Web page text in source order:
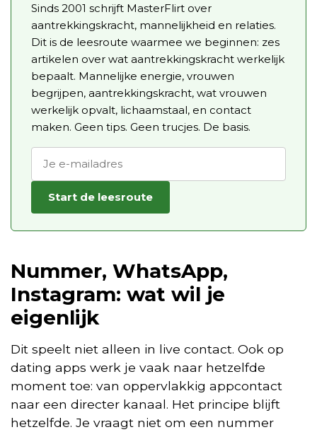
Sinds 2001 schrijft MasterFlirt over
aantrekkingskracht, mannelijkheid en relaties.
Dit is de leesroute waarmee we beginnen: zes
artikelen over wat aantrekkingskracht werkelijk
bepaalt. Mannelijke energie, vrouwen
begrijpen, aantrekkingskracht, wat vrouwen
werkelijk opvalt, lichaamstaal, en contact
maken. Geen tips. Geen trucjes. De basis.
Start de leesroute
Nummer, WhatsApp,
Instagram: wat wil je
eigenlijk
Dit speelt niet alleen in live contact. Ook op
dating apps werk je vaak naar hetzelfde
moment toe: van oppervlakkig appcontact
naar een directer kanaal. Het principe blijft
hetzelfde. Je vraagt niet om een nummer